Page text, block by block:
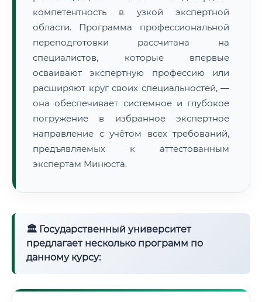
компетентность в узкой экспертной
области. Программа профессиональной
переподготовки рассчитана на
специалистов, которые впервые
осваивают экспертную профессию или
расширяют круг своих специальностей, —
она обеспечивает системное и глубокое
погружение в избранное экспертное
направление с учётом всех требований,
предъявляемых к аттестованным
экспертам Минюста.
🏛 Государственный университет
предлагает несколько программ по
данному курсу: